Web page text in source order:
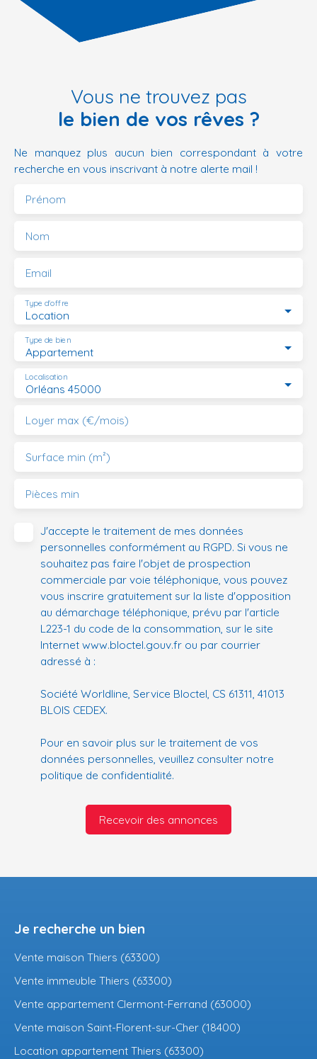
Vous ne trouvez pas
le bien de vos rêves ?
Ne manquez plus aucun bien correspondant à votre
recherche en vous inscrivant à notre alerte mail !
Prénom
Nom
Email
Location
Type d'offre
Appartement
Type de bien
Orléans 45000
Localisation
Loyer max (€/mois)
Surface min (m²)
Pièces min
J'accepte le traitement de mes données
personnelles conformément au RGPD. Si vous ne
souhaitez pas faire l'objet de prospection
commerciale par voie téléphonique, vous pouvez
vous inscrire gratuitement sur la liste d'opposition
au démarchage téléphonique, prévu par l'article
L223-1 du code de la consommation, sur le site
Internet www.bloctel.gouv.fr ou par courrier
adressé à :
Société Worldline, Service Bloctel, CS 61311, 41013
BLOIS CEDEX.
Pour en savoir plus sur le traitement de vos
données personnelles, veuillez consulter notre
politique de confidentialité.
Recevoir des annonces
Je recherche un bien
Vente maison Thiers (63300)
Vente immeuble Thiers (63300)
Vente appartement Clermont-Ferrand (63000)
Vente maison Saint-Florent-sur-Cher (18400)
Location appartement Thiers (63300)